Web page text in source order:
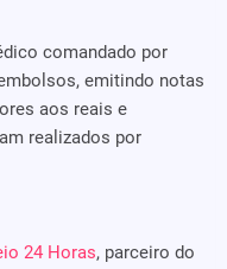
comandado por
emitindo notas
aos reais e
realizados por
24 Horas, parceiro do